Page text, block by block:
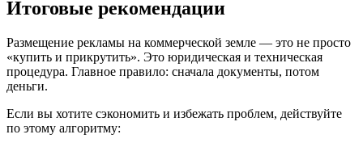
Итоговые рекомендации
Размещение рекламы на коммерческой земле — это не просто
«купить и прикрутить». Это юридическая и техническая
процедура. Главное правило: сначала документы, потом
деньги.
Если вы хотите сэкономить и избежать проблем, действуйте
по этому алгоритму: